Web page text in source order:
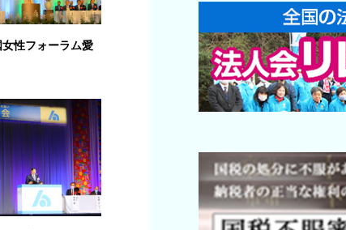
性フォーラム愛